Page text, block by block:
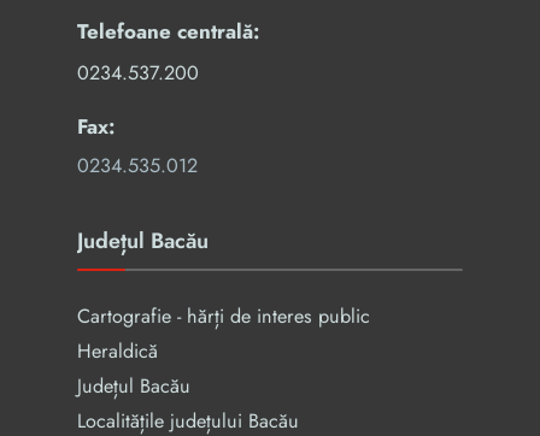
Telefoane centrală:
0234.537.200
Fax:
0234.535.012
Județul Bacău
Cartografie - hărți de interes public
Heraldică
Județul Bacău
Localitățile județului Bacău